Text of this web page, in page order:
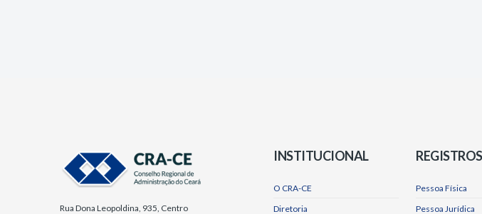
Rua Dona Leopoldina, 935, Centro
INSTITUCIONAL
O CRA-CE
Diretoria
REGISTROS
Pessoa Física
Pessoa Jurídica